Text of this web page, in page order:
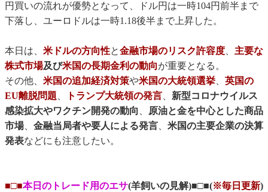
円買いの流れが優勢となって、ドル円は一時104円前半まで
下落し、ユーロドルは一時1.18後半まで上昇した。
本日は、 米ドルの方向性と金融市場のリスク許容度、 主要な
株式市場及び米国の長期金利の動向が重要となる。
その他、 米国の追加経済対策や米国の大統領選挙、 英国の
EU離脱問題、 トランプ大統領の発言、 新型コロナウイルス
感染拡大やワクチン開発の動向 、 原油と金を中心とした商品
市場、 金融当局者や要人による発言、 米国の主要企業の決算
発表などにも注意したい。
■□■本日のトレード用のエサ(羊飼いの見解)■□■(※毎日更新)